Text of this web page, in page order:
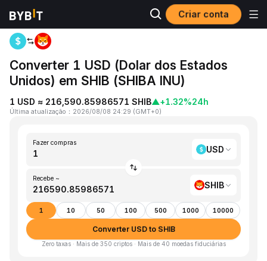
Criar conta
Página inicial
Converter 1 USD (Dolar dos Estados
Unidos) em SHIB (SHIBA INU)
1 USD ≈ 216,590.85986571 SHIB▲+1.32%24h
Última atualização ： 2026/08/08 24:29 (GMT+0)
Fazer compras
USD
Recebe ~
SHIB
1 10 50 100 500 1000 10000
Converter USD to SHIB
Zero taxas · Mais de 350 criptos · Mais de 40 moedas fiduciárias